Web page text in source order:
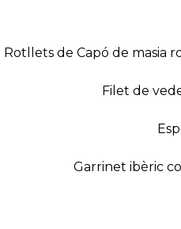
Rotllets de Capó de masia
Filet de
Garrinet ibèric